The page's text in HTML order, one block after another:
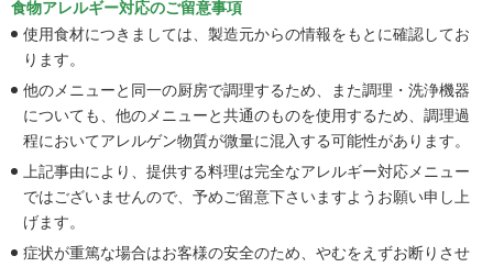
食物アレルギー対応のご留意事項
使用食材につきましては、製造元からの情報をもとに確認してお
ります。
他のメニューと同一の厨房で調理するため、また調理・洗浄機器
についても、他のメニューと共通のものを使用するため、調理過
程においてアレルゲン物質が微量に混入する可能性があります。
上記事由により、提供する料理は完全なアレルギー対応メニュー
ではございませんので、予めご留意下さいますようお願い申し上
げます。
症状が重篤な場合はお客様の安全のため、やむをえずお断りさせ